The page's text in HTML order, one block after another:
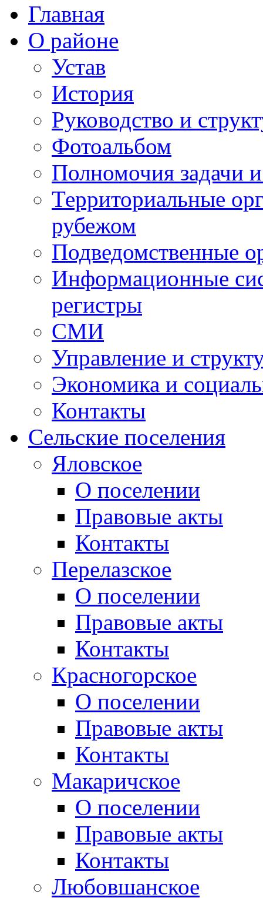
Главная
О районе
Устав
История
Руководство и
Фотоальбом
Полномочия задачи
Территориальные
рубежом
Подведомственные
Информационные
регистры
СМИ
Управление и
Экономика и
Контакты
Сельские поселения
Яловское
О поселении
Правовые акты
Контакты
Перелазское
О поселении
Правовые акты
Контакты
Красногорское
О поселении
Правовые акты
Контакты
Макаричское
О поселении
Правовые акты
Контакты
Любовшанское